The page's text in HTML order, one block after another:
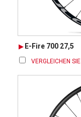
E-Fire 700 27,5
VERGLEICHEN SIE